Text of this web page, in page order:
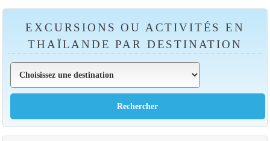
EXCURSIONS OU ACTIVITÉS EN
THAÏLANDE PAR DESTINATION